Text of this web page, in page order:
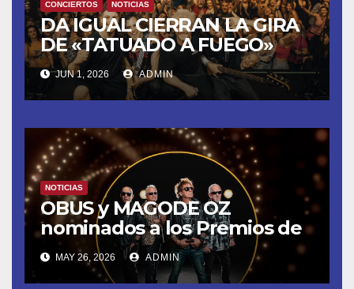
CONCIERTOS NOTICIAS
DA IGUAL CIERRAN LA GIRA
DE «TATUADO A FUEGO»
CON UN LLENO EN LA SALA
DEL MOVISTAR ARENA DE
MADRID
JUN 1, 2026 ADMIN
NOTICIAS
OBUS y MAGODE OZ
nominados a los Premios de
la Academia de la Música de
España- Esta noche en La 2
MAY 26, 2026 ADMIN